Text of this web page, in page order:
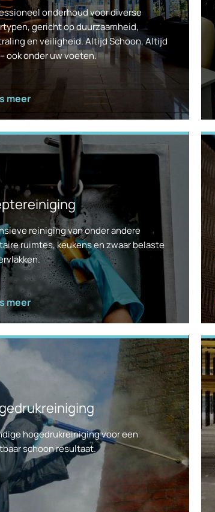
onderhoud voor diverse
gericht op duurzaamheid,
en veiligheid. Altijd Schoon, Altijd
ook onder uw voeten.
meer
reiniging van onder andere
ruimtes, keukens en zwaar belaste
meer
hogedrukreiniging voor een
schoon resultaat.